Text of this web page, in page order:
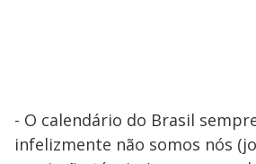
- O calendário do Brasil
infelizmente não somos nós